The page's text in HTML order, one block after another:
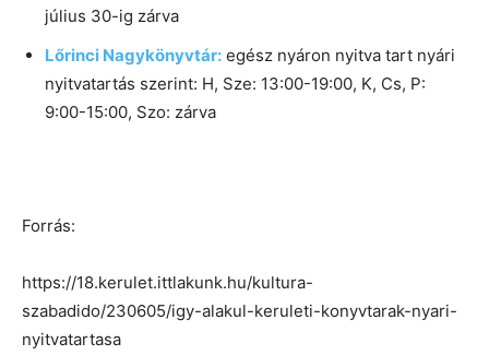
július 30-ig zárva
Lőrinci Nagykönyvtár: egész nyáron nyitva tart nyári
nyitvatartás szerint: H, Sze: 13:00-19:00, K, Cs, P:
9:00-15:00, Szo: zárva
Forrás:
https://18.kerulet.ittlakunk.hu/kultura-
szabadido/230605/igy-alakul-keruleti-konyvtarak-nyari-
nyitvatartasa